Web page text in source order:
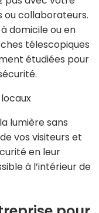
ou collaborateurs.
domicile ou en
télescopiques
étudiées pour
lumière sans
vos visiteurs et
en leur
à l’intérieur de